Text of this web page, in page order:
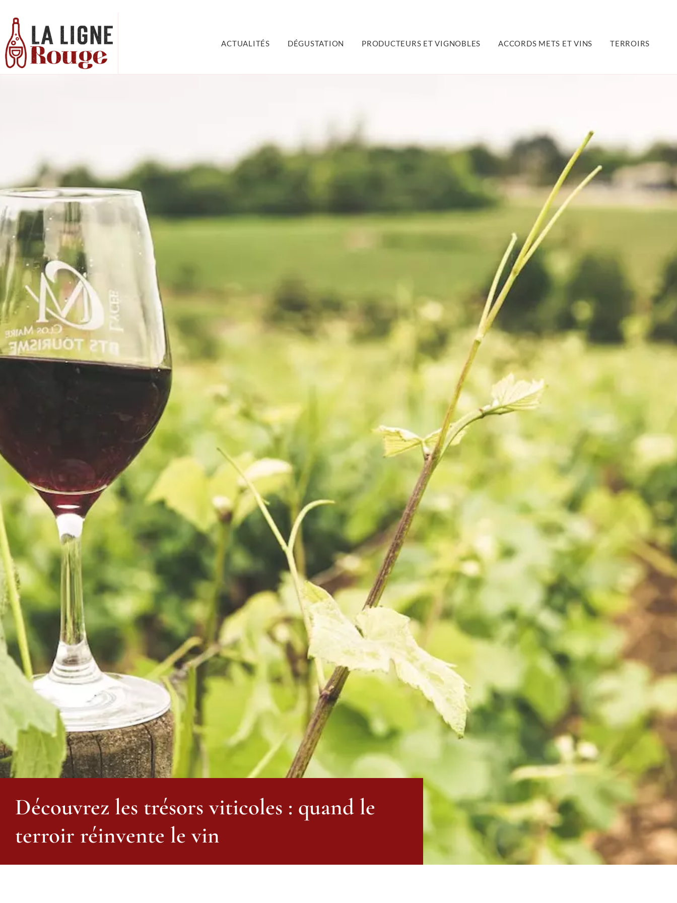
ACTUALITÉS DÉGUSTATION PRODUCTEURS ET VIGNOBLES ACCORDS METS ET VINS TERROIRS
Découvrez les trésors viticoles : quand le
terroir réinvente le vin